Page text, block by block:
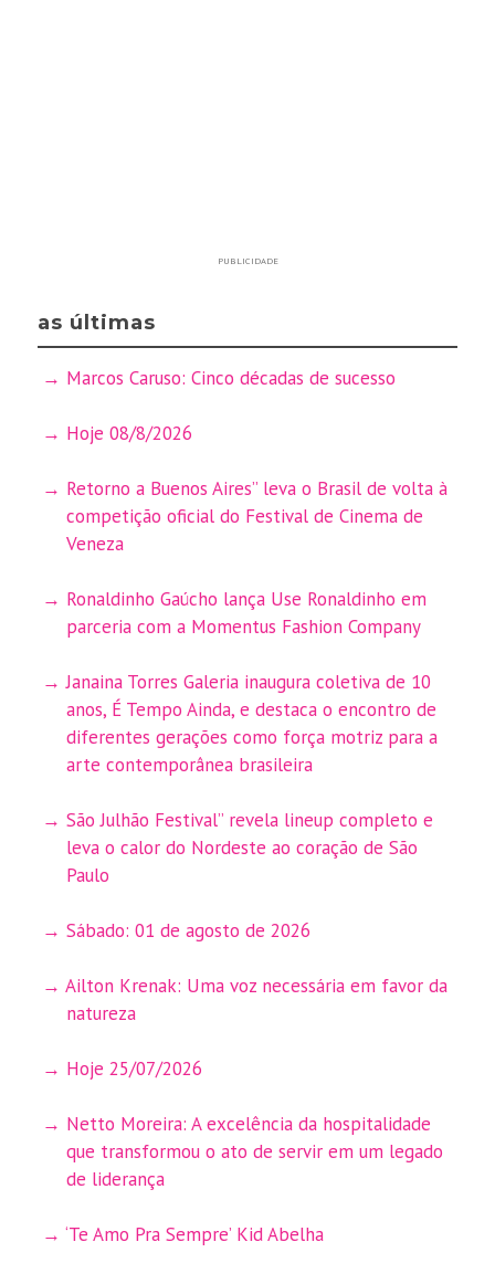
PUBLICIDADE
as últimas
Marcos Caruso: Cinco décadas de sucesso
Hoje 08/8/2026
Retorno a Buenos Aires” leva o Brasil de volta à
competição oficial do Festival de Cinema de
Veneza
Ronaldinho Gaúcho lança Use Ronaldinho em
parceria com a Momentus Fashion Company
Janaina Torres Galeria inaugura coletiva de 10
anos, É Tempo Ainda, e destaca o encontro de
diferentes gerações como força motriz para a
arte contemporânea brasileira
São Julhão Festival” revela lineup completo e
leva o calor do Nordeste ao coração de São
Paulo
Sábado: 01 de agosto de 2026
Ailton Krenak: Uma voz necessária em favor da
natureza
Hoje 25/07/2026
Netto Moreira: A excelência da hospitalidade
que transformou o ato de servir em um legado
de liderança
‘Te Amo Pra Sempre’ Kid Abelha